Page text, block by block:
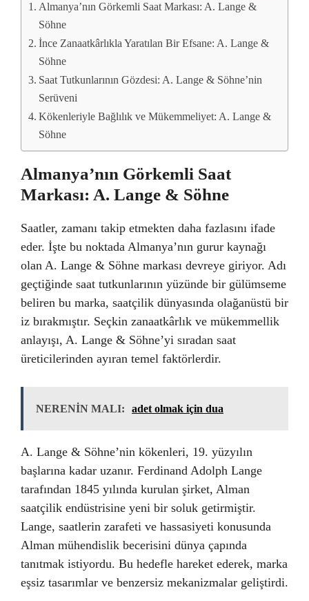
Almanya’nın Görkemli Saat Markası: A. Lange &
Söhne
İnce Zanaatkârlıkla Yaratılan Bir Efsane: A. Lange &
Söhne
Saat Tutkunlarının Gözdesi: A. Lange & Söhne’nin
Serüveni
Kökenleriyle Bağlılık ve Mükemmeliyet: A. Lange &
Söhne
Almanya’nın Görkemli Saat
Markası: A. Lange & Söhne
Saatler, zamanı takip etmekten daha fazlasını ifade
eder. İşte bu noktada Almanya’nın gurur kaynağı
olan A. Lange & Söhne markası devreye giriyor. Adı
geçtiğinde saat tutkunlarının yüzünde bir gülümseme
beliren bu marka, saatçilik dünyasında olağanüstü bir
iz bırakmıştır. Seçkin zanaatkârlık ve mükemmellik
anlayışı, A. Lange & Söhne’yi sıradan saat
üreticilerinden ayıran temel faktörlerdir.
NERENİN MALI: adet olmak için dua
A. Lange & Söhne’nin kökenleri, 19. yüzyılın
başlarına kadar uzanır. Ferdinand Adolph Lange
tarafından 1845 yılında kurulan şirket, Alman
saatçilik endüstrisine yeni bir soluk getirmiştir.
Lange, saatlerin zarafeti ve hassasiyeti konusunda
Alman mühendislik becerisini dünya çapında
tanıtmak istiyordu. Bu hedefle hareket ederek, marka
eşsiz tasarımlar ve benzersiz mekanizmalar geliştirdi.